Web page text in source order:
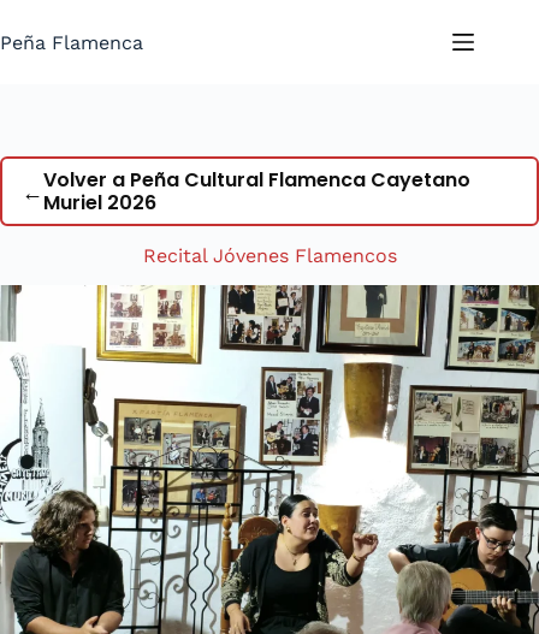
al
Peña Flamenca
←Volver a Peña Cultural Flamenca Cayetano
Muriel 2026
Recital Jóvenes Flamencos